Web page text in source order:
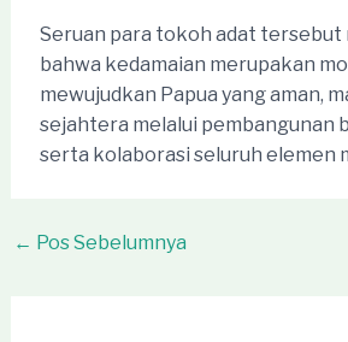
Seruan para tokoh adat tersebut
bahwa kedamaian merupakan
mewujudkan Papua yang aman,
sejahtera melalui pembangunan
serta kolaborasi seluruh elemen
Post
← Pos Sebelumnya